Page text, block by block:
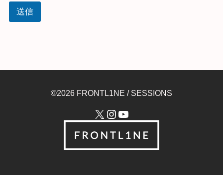
送信
©2026 FRONTL1NE / SESSIONS
X Instagram
YouTube